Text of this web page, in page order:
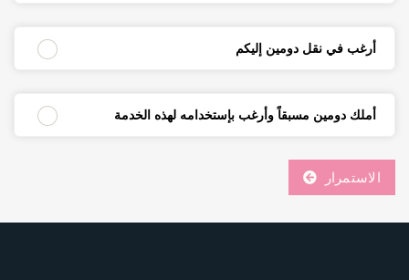
أرغب في نقل دومين إليكم
أملك دومين مسبقاً وأرغب بإستخدامه لهذه الخدمة
الاستمرار